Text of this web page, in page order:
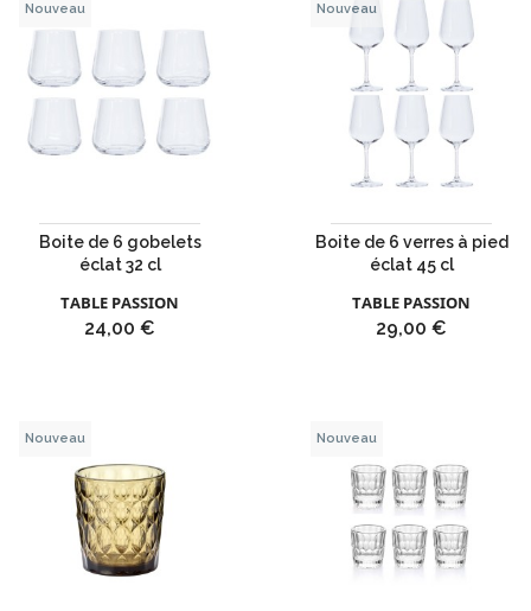
Boite de 6 gobelets
éclat 32 cl
TABLE PASSION
Prix
24,00 €
Nouveau
Boite de 6 verres à pied
éclat 45 cl
TABLE PASSION
Prix
29,00 €
Nouveau
Nouveau Nouveau